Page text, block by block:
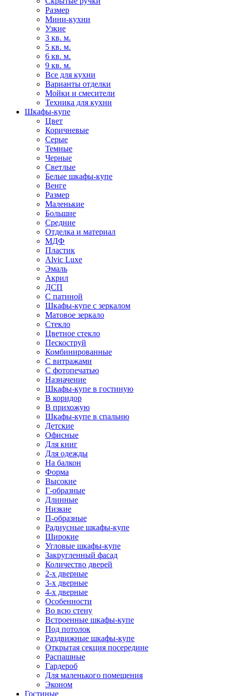
Размер
Мини-кухни
Узкие
3 кв. м.
5 кв. м.
6 кв. м.
9 кв. м.
Все для кухни
Варианты отделки
Мойки и смесители
Техника для кухни
Шкафы-купе
Цвет
Коричневые
Серые
Темные
Черные
Светлые
Белые шкафы-купе
Венге
Размер
Маленькие
Большие
Средние
Отделка и материал
МДФ
Пластик
Alvic Luxe
Эмаль
Акрил
ДСП
С патиной
Шкафы-купе с зеркалом
Матовое зеркало
Стекло
Цветное стекло
Пескоструй
Комбинированные
С витражами
С фотопечатью
Назначение
Шкафы-купе в гостиную
В коридор
В прихожую
Шкафы-купе в спальню
Детские
Офисные
Для книг
Для одежды
На балкон
Форма
Высокие
Г-образные
Длинные
Низкие
П-образные
Радиусные шкафы-купе
Широкие
Угловые шкафы-купе
Закругленный фасад
Количество дверей
2-х дверные
3-х дверные
4-х дверные
Особенности
Во всю стену
Встроенные шкафы-купе
Под потолок
Раздвижные шкафы-купе
Открытая секция посередине
Распашные
Гардероб
Для маленького помещения
Эконом
Гостиные